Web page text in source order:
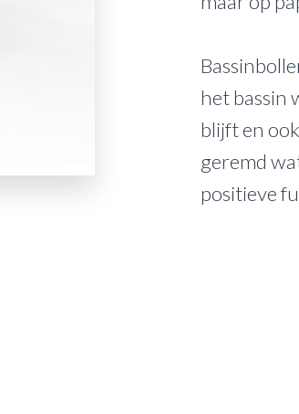
het bassin
blijft en
geremd
positieve